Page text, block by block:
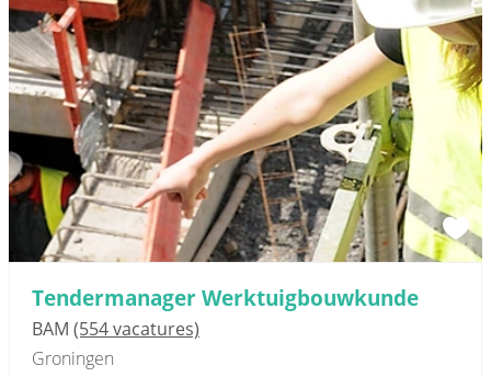
Tendermanager Werktuigbouwkunde
BAM (554 vacatures)
Groningen